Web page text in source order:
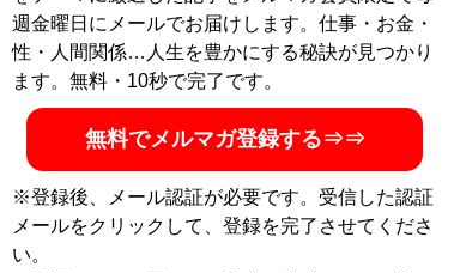
週金曜日にメールでお届けします。仕事・お金・
性・人間関係…人生を豊かにする秘訣が見つかり
ます。無料・10秒で完了です。
無料でメルマガ登録する⇒⇒
※登録後、メール認証が必要です。受信した認証
メールをクリックして、登録を完了させてくださ
い。